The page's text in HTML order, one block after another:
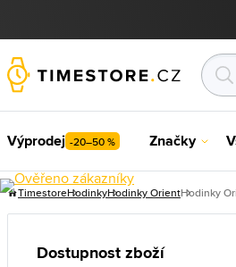
Výprodej -20–50 % Značky
TimestoreHodinkyHodinky OrientHodinky
Dostupnost zboží